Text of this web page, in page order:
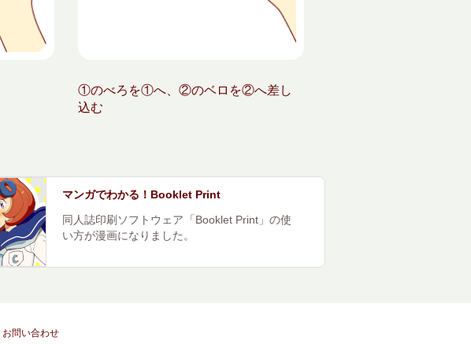
①のべろを①へ、②のベロを②へ差し
込む
マンガでわかる！Booklet Print
同人誌印刷ソフトウェア「Booklet Print」の使
い方が漫画になりました。
お問い合わせ